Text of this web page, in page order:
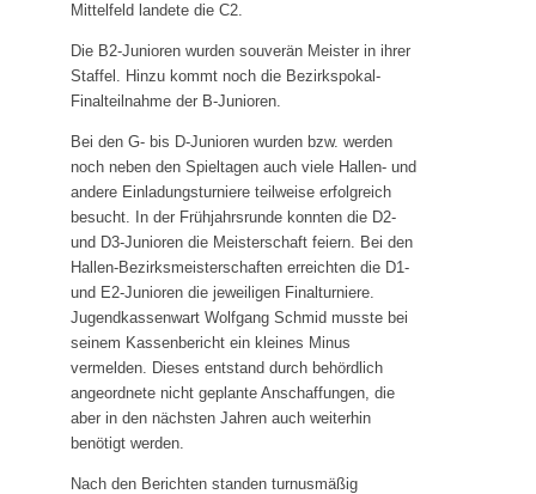
Mittelfeld landete die C2.
Die B2-Junioren wurden souverän Meister in ihrer
Staffel. Hinzu kommt noch die Bezirkspokal-
Finalteilnahme der B-Junioren.
Bei den G- bis D-Junioren wurden bzw. werden
noch neben den Spieltagen auch viele Hallen- und
andere Einladungsturniere teilweise erfolgreich
besucht. In der Frühjahrsrunde konnten die D2-
und D3-Junioren die Meisterschaft feiern. Bei den
Hallen-Bezirksmeisterschaften erreichten die D1-
und E2-Junioren die jeweiligen Finalturniere.
Jugendkassenwart Wolfgang Schmid musste bei
seinem Kassenbericht ein kleines Minus
vermelden. Dieses entstand durch behördlich
angeordnete nicht geplante Anschaffungen, die
aber in den nächsten Jahren auch weiterhin
benötigt werden.
Nach den Berichten standen turnusmäßig